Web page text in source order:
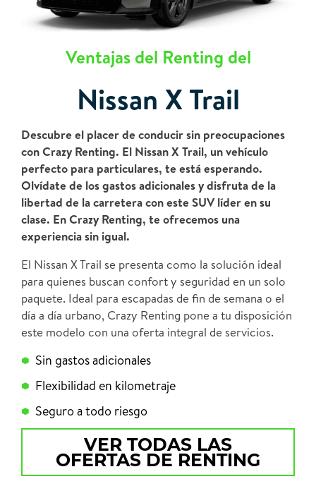
Ventajas del Renting del
Nissan X Trail
Descubre el placer de conducir sin preocupaciones
con Crazy Renting. El Nissan X Trail, un vehículo
perfecto para particulares, te está esperando.
Olvídate de los gastos adicionales y disfruta de la
libertad de la carretera con este SUV líder en su
clase. En Crazy Renting, te ofrecemos una
experiencia sin igual.
El Nissan X Trail se presenta como la solución ideal
para quienes buscan confort y seguridad en un solo
paquete. Ideal para escapadas de fin de semana o el
día a día urbano, Crazy Renting pone a tu disposición
este modelo con una oferta integral de servicios.
Sin gastos adicionales
Flexibilidad en kilometraje
Seguro a todo riesgo
VER TODAS LAS
OFERTAS DE RENTING